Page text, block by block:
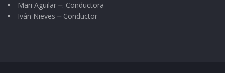
Mari Aguilar ⏤. Conductora
Iván Nieves ⏤ Conductor